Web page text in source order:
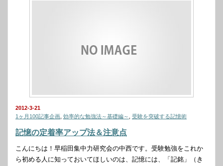
2012-3-21
1ヶ月100記事企画 効率的な勉強法～基礎編～ 受験を突破する記憶術
記憶の定着率アップ法＆注意点
こんにちは！早稲田集中力研究会の中西です。受験勉強をこれか
ら初める人に知っておいてほしいのは、記憶には、「記銘」（き